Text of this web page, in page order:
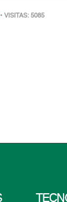
• VISITAS: 5085